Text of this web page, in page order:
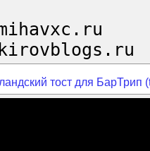
тост для БарТрип